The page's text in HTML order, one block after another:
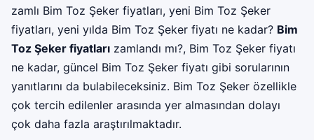
zamlı Bim Toz Şeker fiyatları, yeni Bim Toz Şeker
fiyatları, yeni yılda Bim Toz Şeker fiyatı ne kadar? Bim
Toz Şeker fiyatları zamlandı mı?, Bim Toz Şeker fiyatı
ne kadar, güncel Bim Toz Şeker fiyatı gibi sorularının
yanıtlarını da bulabileceksiniz. Bim Toz Şeker özellikle
çok tercih edilenler arasında yer almasından dolayı
çok daha fazla araştırılmaktadır.